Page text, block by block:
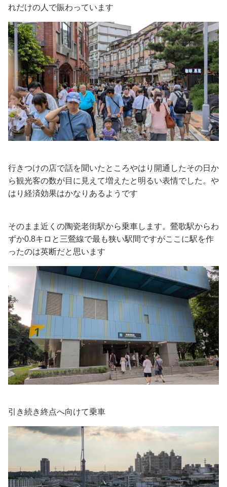
れだけの人で賑わっています
行きつけの店で話を聞いたところやはり開通したその日か
ら観光客の数が目に見えて増えたと明るい表情でした。や
はり経済効果はかなりあるようです
そのまま近くの陶瓷老街駅から乗車します。鶯歌駅からわ
ずか0.8キロと三鶯線で最も狭い駅間ですがここに駅を作
ったのは英断だと思います
引き続き終点へ向けて乗車